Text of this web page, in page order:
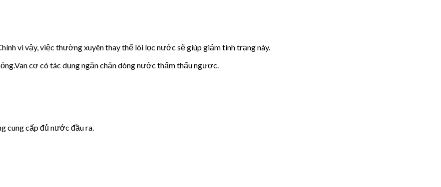
vì vậy, việc thường xuyên thay thế lõi lọc nước sẽ giúp giảm tình trạng này.
cơ có tác dụng ngăn chặn dòng nước thẩm thấu ngược.
cung cấp đủ nước đầu ra.